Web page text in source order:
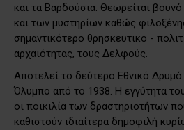
και τα Βαρδούσια. Θεωρείται
και των μυστηρίων καθώς
σημαντικότερο θρησκευτικο -
αρχαιότητας, τους Δελφούς.
Αποτελεί το δεύτερο Εθνικό
Όλυμπο από το 1938. Η εγγύτητα
οι ποικιλία των δραστηριοτήτων
καθιστούν ιδιαίτερα δημοφιλή